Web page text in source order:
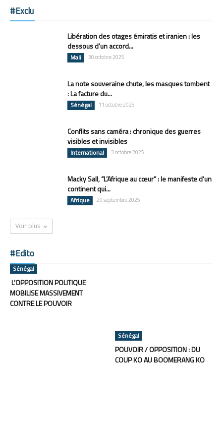
#Exclu
Libération des otages émiratis et iranien : les
dessous d’un accord...
Mali 30 octobre 2025
La note souveraine chute, les masques tombent
: La facture du...
Sénégal 11 octobre 2025
Conflits sans caméra : chronique des guerres
visibles et invisibles
International 3 octobre 2025
Macky Sall, “L’Afrique au cœur” : le manifeste d’un
continent qui...
Afrique 29 septembre 2025
Voir plus
#Edito
Sénégal
L’OPPOSITION POLITIQUE
MOBILISE MASSIVEMENT
CONTRE LE POUVOIR
Sénégal
POUVOIR / OPPOSITION : DU
COUP KO AU BOOMERANG KO